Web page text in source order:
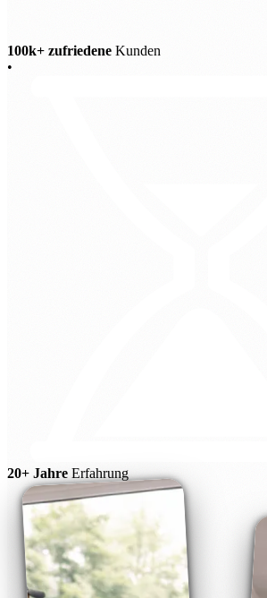
100k+ zufriedene Kunden
•
20+ Jahre Erfahrung